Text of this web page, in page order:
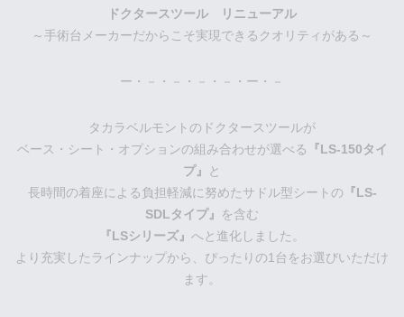
ドクタースツール リニューアル
～手術台メーカーだからこそ実現できるクオリティがある～
ー・－・－・－・－・ー・－
タカラベルモントのドクタースツールが
ベース・シート・オプションの組み合わせが選べる 『LS-150タイ
プ』
と
長時間の着座による負担軽減に努めたサドル型シートの 『LS-
SDLタイプ』
を含む
『LSシリーズ』 へと進化しました。
より充実したラインナップから、ぴったりの1台をお選びいただけ
ます。